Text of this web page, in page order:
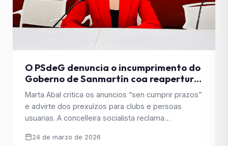
O PSdeG denuncia o incumprimento do
Goberno de Sanmartín coa reapertura
do pavillón de Santa Isabel e esixe
solucións inmediatas
Marta Abal critica os anuncios “sen cumprir prazos”
e advirte dos prexuízos para clubs e persoas
usuarias. A concelleira socialista reclama
equipamento deportivo clave para Santiago. A
24 de marzo de 2026